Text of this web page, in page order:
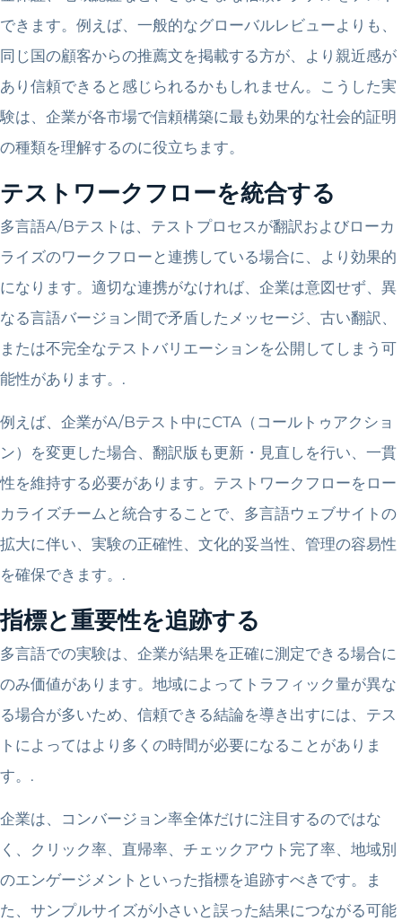
できます。例えば、一般的なグローバルレビューよりも、
同じ国の顧客からの推薦文を掲載する方が、より親近感が
あり信頼できると感じられるかもしれません。こうした実
験は、企業が各市場で信頼構築に最も効果的な社会的証明
の種類を理解するのに役立ちます。
テストワークフローを統合する
多言語A/Bテストは、テストプロセスが翻訳およびローカ
ライズのワークフローと連携している場合に、より効果的
になります。適切な連携がなければ、企業は意図せず、異
なる言語バージョン間で矛盾したメッセージ、古い翻訳、
または不完全なテストバリエーションを公開してしまう可
能性があります。.
例えば、企業がA/Bテスト中にCTA（コールトゥアクショ
ン）を変更した場合、翻訳版も更新・見直しを行い、一貫
性を維持する必要があります。テストワークフローをロー
カライズチームと統合することで、多言語ウェブサイトの
拡大に​​伴い、実験の正確性、文化的妥当性、管理の容易性
を確保できます。.
指標と重要性を追跡する
多言語での実験は、企業が結果を正確に測定できる場合に
のみ価値があります。地域によってトラフィック量が異な
る場合が多いため、信頼できる結論を導き出すには、テス
トによってはより多くの時間が必要になることがありま
す。.
企業は、コンバージョン率全体だけに注目するのではな
く、クリック率、直帰率、チェックアウト完了率、地域別
のエンゲージメントといった指標を追跡すべきです。ま
た、サンプルサイズが小さいと誤った結果につながる可能